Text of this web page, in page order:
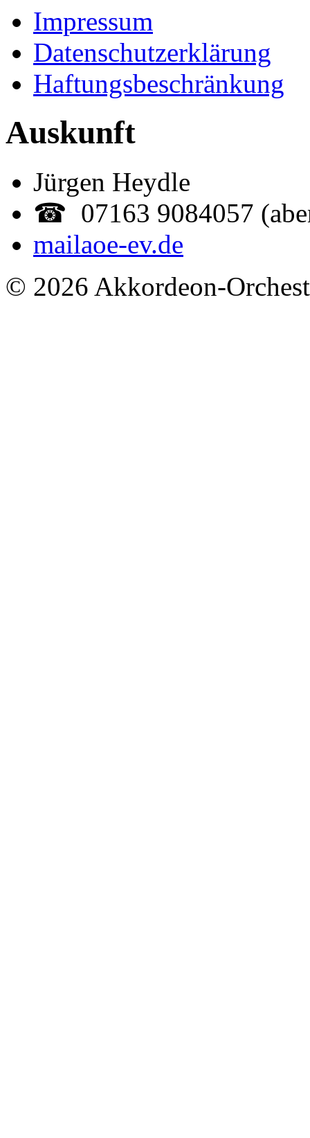
Impressum
Datenschutzerklärung
Haftungsbeschränkung
Auskunft
Jürgen Heydle
☎ 07163 9084057
mailaoe-ev.de
© 2026 Akkordeon-